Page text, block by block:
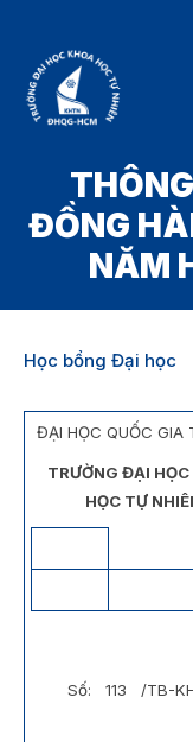
ĐỒNG
NĂM
Học bổng Đại học
ĐẠI HỌC QUỐC GIA
TRƯỜNG ĐẠI HỌC
HỌC TỰ
Số: 113 /TB-